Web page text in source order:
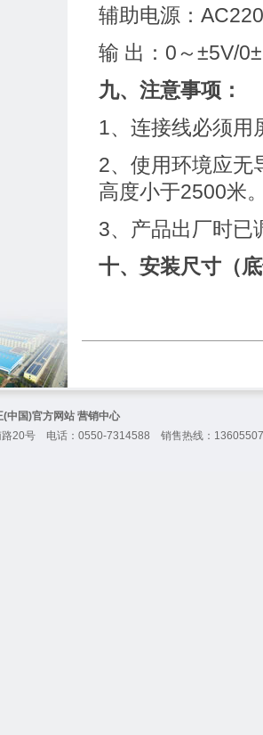
辅助电源：
输 出：0～±5V/
九、注意事项：
1、连接线必须用
2、使用环境应无
高度小于2500米
3、产品出厂时已
十、安装尺寸（
中国)官方网站 营销中心
路20号 电话：0550-7314588 销售热线：